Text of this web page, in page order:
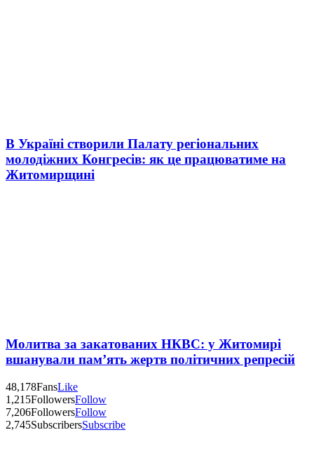
В Україні створили Палату регіональних
молодіжних Конгресів: як це працюватиме на
Житомирщині
Молитва за закатованих НКВС: у Житомирі
вшанували пам’ять жертв політичних репресій
48,178FansLike
1,215FollowersFollow
7,206FollowersFollow
2,745SubscribersSubscribe